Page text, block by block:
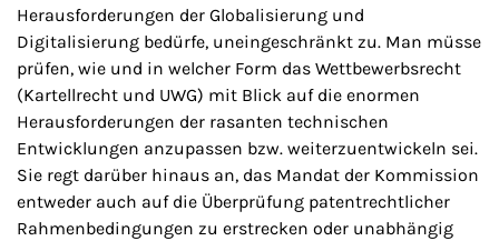
Herausforderungen der Globalisierung und
Digitalisierung bedürfe, uneingeschränkt zu. Man müsse
prüfen, wie und in welcher Form das Wettbewerbsrecht
(Kartellrecht und UWG) mit Blick auf die enormen
Herausforderungen der rasanten technischen
Entwicklungen anzupassen bzw. weiterzuentwickeln sei.
Sie regt darüber hinaus an, das Mandat der Kommission
entweder auch auf die Überprüfung patentrechtlicher
Rahmenbedingungen zu erstrecken oder unabhängig